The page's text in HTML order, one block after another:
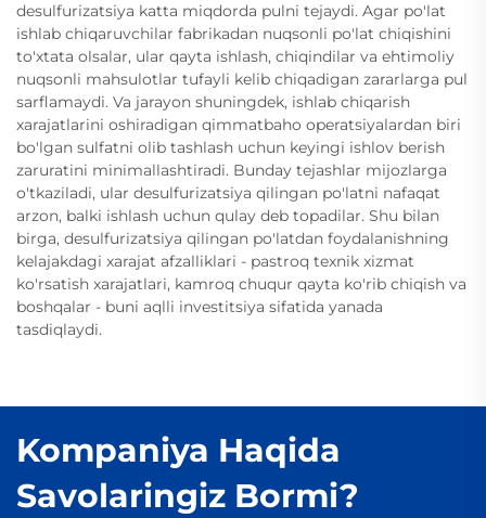
desulfurizatsiya katta miqdorda pulni tejaydi. Agar po'lat
ishlab chiqaruvchilar fabrikadan nuqsonli po'lat chiqishini
to'xtata olsalar, ular qayta ishlash, chiqindilar va ehtimoliy
nuqsonli mahsulotlar tufayli kelib chiqadigan zararlarga pul
sarflamaydi. Va jarayon shuningdek, ishlab chiqarish
xarajatlarini oshiradigan qimmatbaho operatsiyalardan biri
bo'lgan sulfatni olib tashlash uchun keyingi ishlov berish
zaruratini minimallashtiradi. Bunday tejashlar mijozlarga
o'tkaziladi, ular desulfurizatsiya qilingan po'latni nafaqat
arzon, balki ishlash uchun qulay deb topadilar. Shu bilan
birga, desulfurizatsiya qilingan po'latdan foydalanishning
kelajakdagi xarajat afzalliklari - pastroq texnik xizmat
ko'rsatish xarajatlari, kamroq chuqur qayta ko'rib chiqish va
boshqalar - buni aqlli investitsiya sifatida yanada
tasdiqlaydi.
Kompaniya Haqida
Savolaringiz Bormi?